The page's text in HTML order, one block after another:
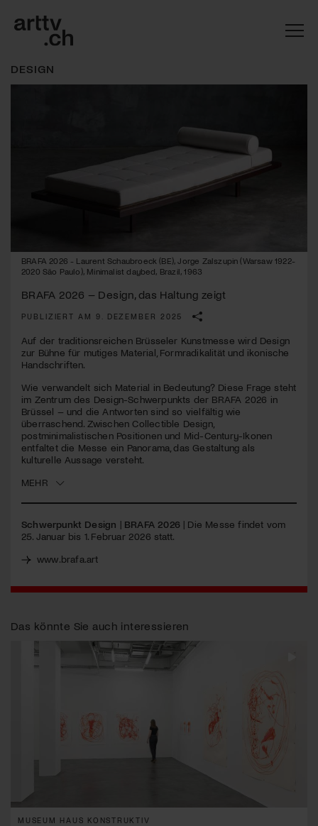
DESIGN
BRAFA 2026 - Laurent Schaubroeck (BE), Jorge Zalszupin (Warsaw 1922-
2020 São Paulo), Minimalist daybed, Brazil, 1963
BRAFA 2026 – Design, das Haltung zeigt
PUBLIZIERT AM 9. DEZEMBER 2025
Auf der traditionsreichen Brüsseler Kunstmesse wird Design
zur Bühne für mutiges Material, Formradikalität und ikonische
Handschriften.
Wie verwandelt sich Material in Bedeutung? Diese Frage steht
im Zentrum des Design-Schwerpunkts der BRAFA 2026 in
Brüssel – und die Antworten sind so vielfältig wie
überraschend. Zwischen Collectible Design,
postminimalistischen Positionen und Mid-Century-Ikonen
entfaltet die Messe ein Panorama, das Gestaltung als
kulturelle Aussage versteht.
MEHR
Schwerpunkt Design | BRAFA 2026 | Die Messe findet vom
25. Januar bis 1. Februar 2026 statt.
www.brafa.art
Das könnte Sie auch interessieren
MUSEUM HAUS KONSTRUKTIV
Engagiere dich als Kulturliebhaber:in, Kulturschaffende(r) oder
Mit deiner Mitgliedschaft erhältst du kostenlosen Zugang zu
diversen Kulturevents.
Jetzt Mitglied werden